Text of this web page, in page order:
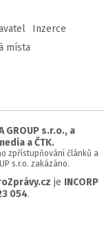
Inzerce
místa
GROUP s.r.o., a
a ČTK.
zpřístupňování článků a
s.r.o. zakázáno.
je INCORP
054.